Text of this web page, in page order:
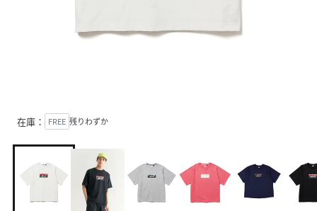
在庫： FREE 残りわずか